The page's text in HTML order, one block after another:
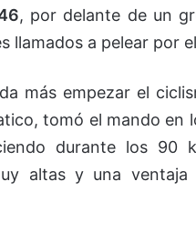
, por delante de un
llamados a pelear por
más empezar el
tomó el mando en
durante los 90
altas y una